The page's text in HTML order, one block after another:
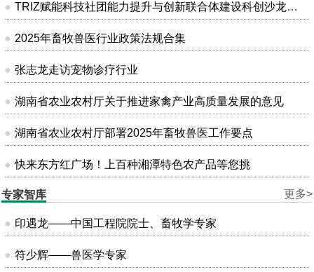
TRIZ赋能科技社团能力提升与创新联合体建设科创沙龙在昆明成功举办
2025年畜牧兽医行业政策法规合集
张志龙走访宠物诊疗行业
湖南省农业农村厅关于推进家禽产业高质量发展的意见
湖南省农业农村厅部署2025年畜牧兽医工作要点
快来东方红广场！上百种湘潭特色农产品等您挑
更多>
专家智库
印遇龙——中国工程院院士、畜牧学专家
符少辉——兽医学专家